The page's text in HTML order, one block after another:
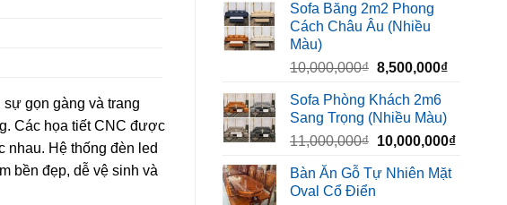
là:
14,500,000₫.
Sofa Băng 2m2 Phong
Cách Châu Âu (Nhiều
Màu)
10,000,000₫ Giá
là:
10,000,000₫.
8,500,000₫Giá
là:
Sofa Phòng Khách 2m6
Sang Trọng (Nhiều Màu)
11,000,000₫ Giá
là:
10,000,000₫Giá
Bàn Ăn Gỗ Tự Nhiên Mặt
Oval Cổ Điển
gọn gàng và trang
Các họa tiết CNC được
nhau. Hệ thống đèn led
bền đẹp, dễ vệ sinh và